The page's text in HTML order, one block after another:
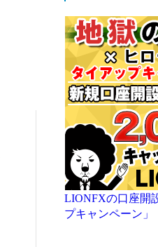
LIONFXの口座開
プキャンペーン」